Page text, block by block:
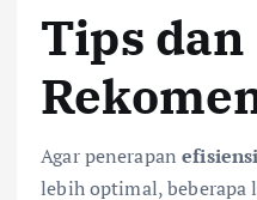
Tips dan
Agar penerapan
lebih optimal, beberapa